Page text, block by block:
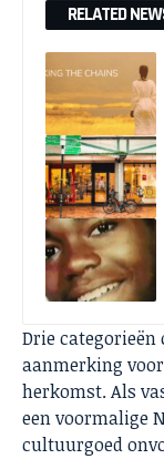
RELATED
Drie
aanmerking
herkomst. Als
een voormalige
cultuurgoed